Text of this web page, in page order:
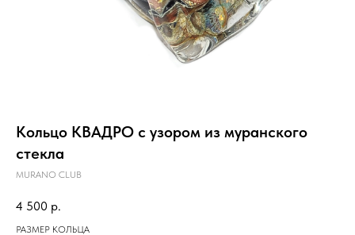
Кольцо КВАДРО с узором из муранского
стекла
MURANO CLUB
4 500 р.
РАЗМЕР КОЛЬЦА